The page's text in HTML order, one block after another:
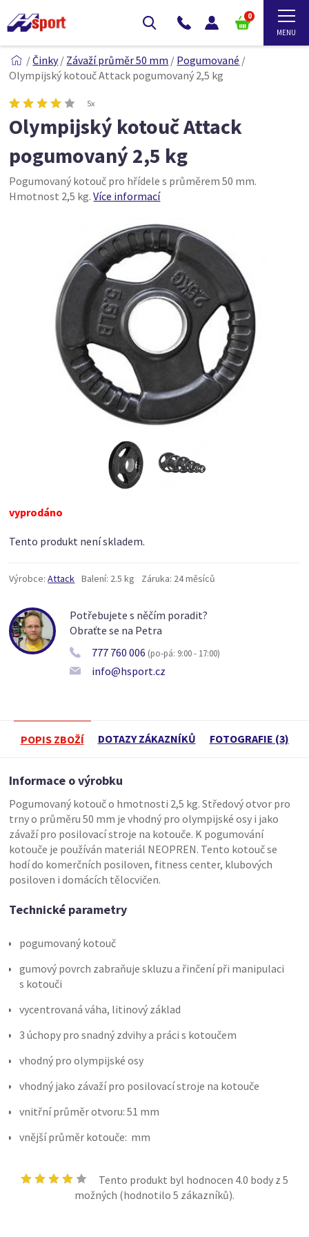
0
/Činky/ Závaží průměr 50 mm / Pogumované /
Olympijský kotouč Attack pogumovaný 2,5 kg
5x
Olympijský kotouč Attack
pogumovaný 2,5 kg
Pogumovaný kotouč pro hřídele s průměrem 50 mm.
Hmotnost 2,5 kg.Více informací
vyprodáno
Tento produkt není skladem.
Výrobce: Attack Balení: 2.5 kg Záruka: 24 měsíců
Potřebujete s něčím poradit?
Obraťte se na Petra
777 760 006 (po-pá: 9:00 - 17:00)
info@hsport.cz
POPIS ZBOŽÍ DOTAZY ZÁKAZNÍKŮ FOTOGRAFIE (3)
Informace o výrobku
Pogumovaný kotouč o hmotnosti 2,5 kg. Středový otvor pro
trny o průměru 50 mm je vhodný pro olympijské osy i jako
závaží pro posilovací stroje na kotouče. K pogumování
kotouče je používán materiál NEOPREN. Tento kotouč se
hodí do komerčních posiloven, fitness center, klubových
posiloven i domácích tělocvičen.
Technické parametry
pogumovaný kotouč
gumový povrch zabraňuje skluzu a řinčení při manipulaci
s kotouči
vycentrovaná váha, litinový základ
3 úchopy pro snadný zdvihy a práci s kotoučem
vhodný pro olympijské osy
vhodný jako závaží pro posilovací stroje na kotouče
vnitřní průměr otvoru: 51 mm
vnější průměr kotouče: mm
Tento produkt byl hodnocen 4.0 body z 5
možných (hodnotilo 5 zákazníků).